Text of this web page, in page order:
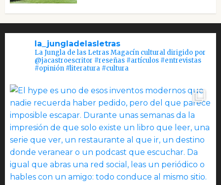
la_jungladelasletras
La Jungla de las Letras Magacín cultural dirigido por
@jacastroescritor #reseñas #artículos #entrevistas
#opinión #literatura #cultura